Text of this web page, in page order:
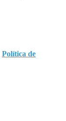
Política de